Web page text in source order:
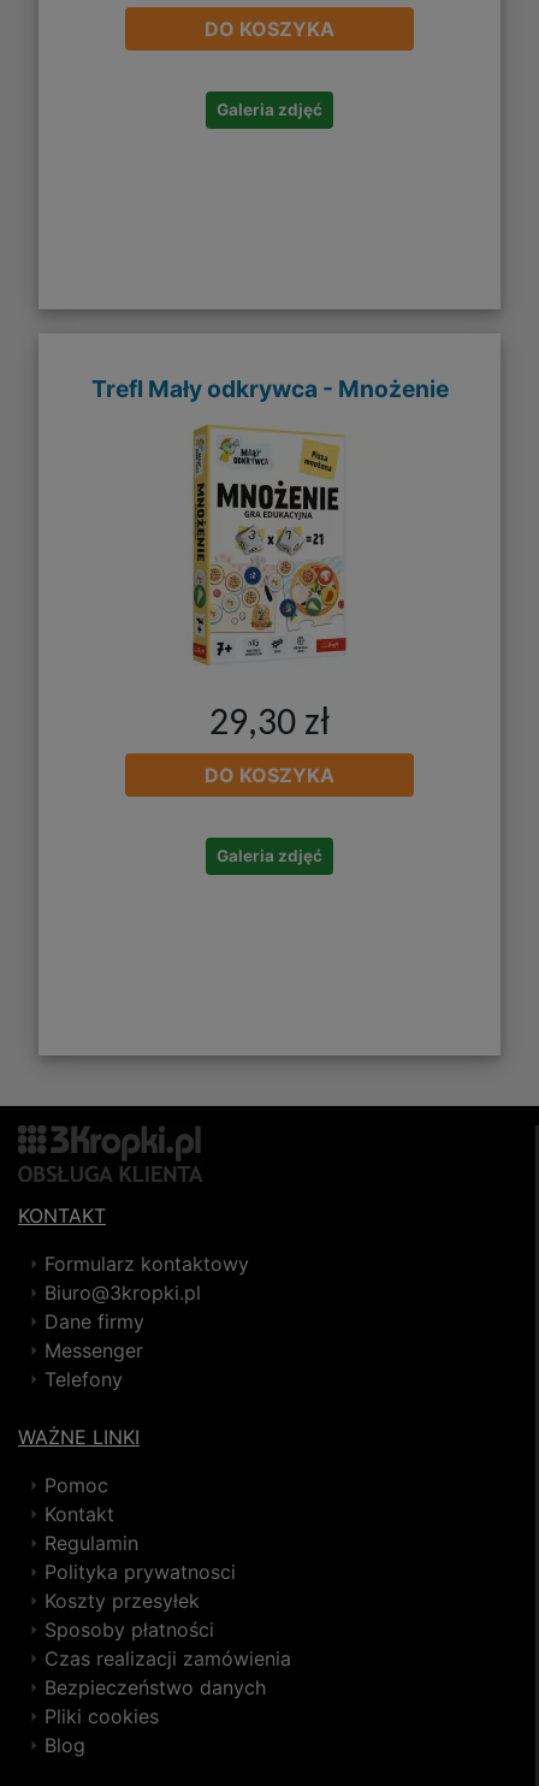
DO KOSZYKA
Galeria zdjęć
Trefl Mały odkrywca - Mnożenie
29,30 zł
DO KOSZYKA
Galeria zdjęć
KONTAKT
Formularz kontaktowy
Biuro@3kropki.pl
Dane firmy
Messenger
Telefony
WAŻNE LINKI
Pomoc
Kontakt
Regulamin
Polityka prywatnosci
Koszty przesyłek
Sposoby płatności
Czas realizacji zamówienia
Bezpieczeństwo danych
Pliki cookies
Blog